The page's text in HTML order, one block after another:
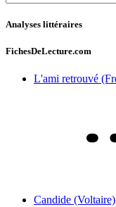
Analyses littéraires
FichesDeLecture.com
L'ami retrouvé
Candide (Voltaire)